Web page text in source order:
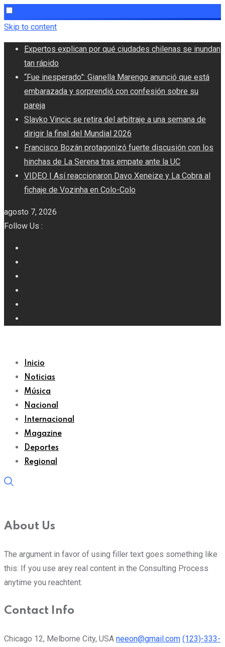
Skip to content
Expertos explican por qué ciudades chilenas se inundan
tan rápido
“Fue inesperado”: Gianella Marengo anunció que está
embarazada y sorprendió con confesión sobre su
pareja
Slavko Vincic se retira del arbitraje a una semana de
dirigir la final del Mundial 2026
Francisco Bozán protagonizó fuerte discusión con los
hinchas de La Serena tras empate ante la UC
VIDEO | Así reaccionaron Davo Xeneize y La Cobra al
fichaje de Vozinha en Colo-Colo
agosto 7, 2026
Follow Us :
Inicio
Noticias
Música
Nacional
Internacional
Magazine
Deportes
Regional
About Us
The argument in favor of using filler text goes something like
this: If you use arey real content in the Consulting Process
anytime you reachtent.
Contact Info
Chicago 12, Melborne City, USA neeon@gmail.com (123)-333-